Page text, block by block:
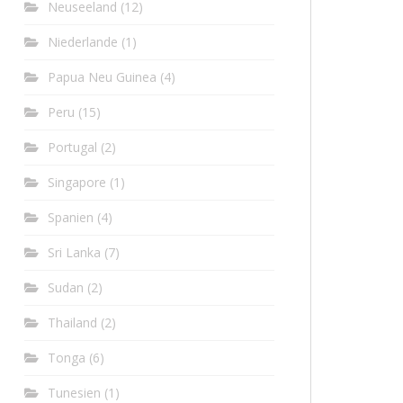
Neuseeland (12)
Niederlande (1)
Papua Neu Guinea (4)
Peru (15)
Portugal (2)
Singapore (1)
Spanien (4)
Sri Lanka (7)
Sudan (2)
Thailand (2)
Tonga (6)
Tunesien (1)